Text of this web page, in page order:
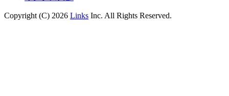
Copyright (C) 2026 Links Inc. All Rights Reserved.